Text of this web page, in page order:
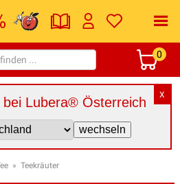
0
X
bei Lubera® Österreich
» Teekräuter